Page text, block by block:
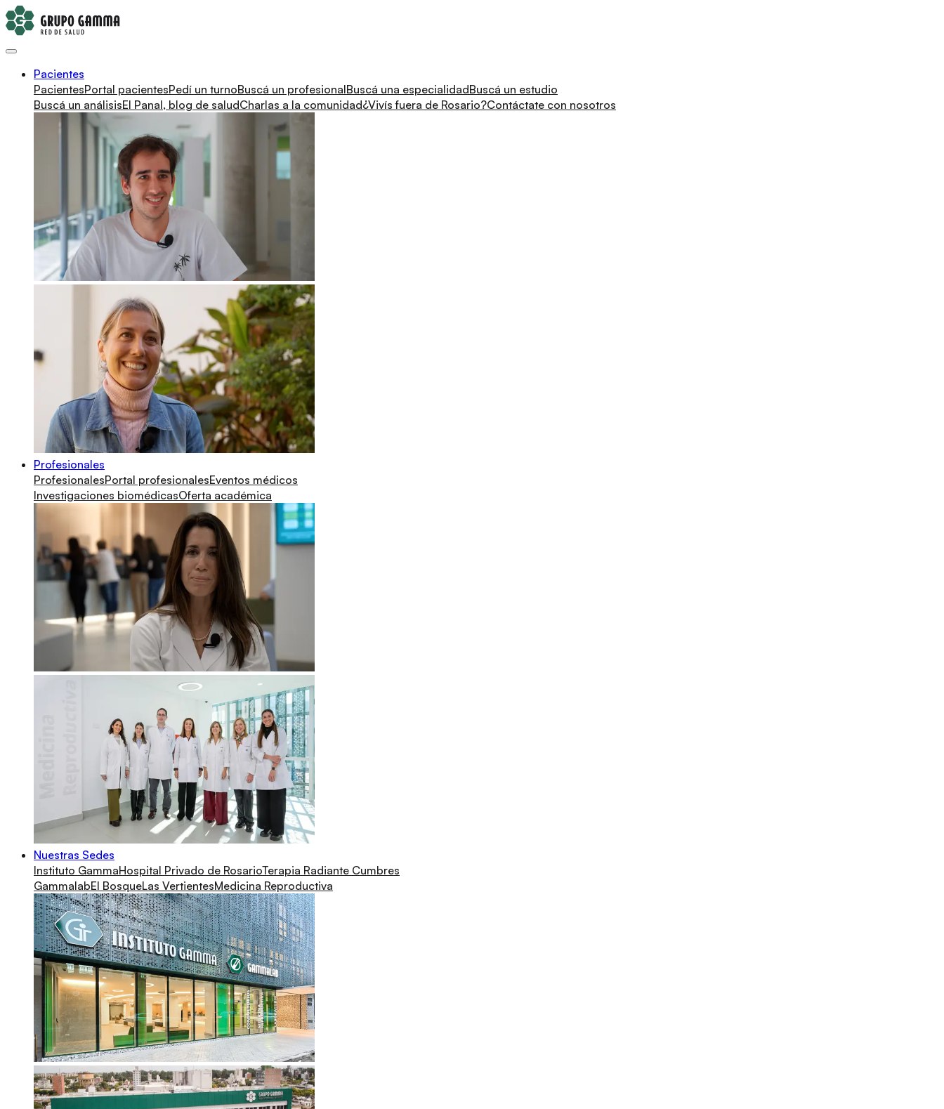
Pacientes
PacientesPortal pacientesPedí un turnoBuscá un profesionalBuscá una especialidadBuscá un estudio
Buscá un análisisEl Panal, blog de saludCharlas a la comunidad¿Vivís fuera de Rosario?Contáctate con nosotros
Profesionales
ProfesionalesPortal profesionalesEventos médicos
Investigaciones biomédicasOferta académica
Nuestras Sedes
Instituto GammaHospital Privado de RosarioTerapia Radiante Cumbres
GammalabEl BosqueLas VertientesMedicina Reproductiva